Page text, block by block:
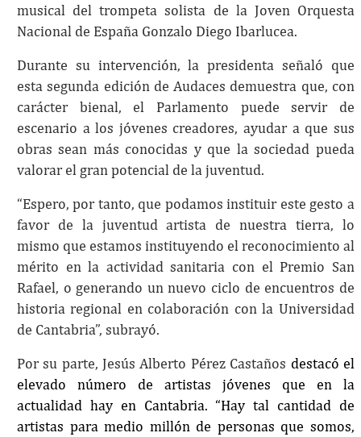
musical del trompeta solista de la Joven Orquesta
Nacional de España Gonzalo Diego Ibarlucea.
Durante su intervención, la presidenta señaló que
esta segunda edición de Audaces demuestra que, con
carácter bienal, el Parlamento puede servir de
escenario a los jóvenes creadores, ayudar a que sus
obras sean más conocidas y que la sociedad pueda
valorar el gran potencial de la juventud.
“Espero, por tanto, que podamos instituir este gesto a
favor de la juventud artista de nuestra tierra, lo
mismo que estamos instituyendo el reconocimiento al
mérito en la actividad sanitaria con el Premio San
Rafael, o generando un nuevo ciclo de encuentros de
historia regional en colaboración con la Universidad
de Cantabria”, subrayó.
Por su parte, Jesús Alberto Pérez Castaños destacó el
elevado número de artistas jóvenes que en la
actualidad hay en Cantabria. “Hay tal cantidad de
artistas para medio millón de personas que somos,